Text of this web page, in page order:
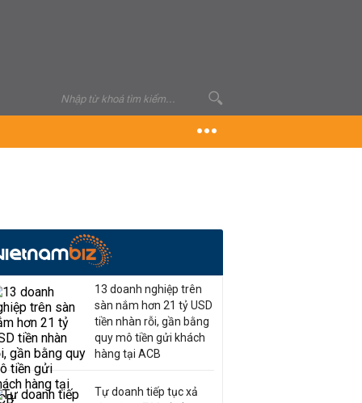
13 doanh nghiệp trên
sàn nắm hơn 21 tỷ USD
tiền nhàn rỗi, gần bằng
quy mô tiền gửi khách
hàng tại ACB
Tự doanh tiếp tục xả